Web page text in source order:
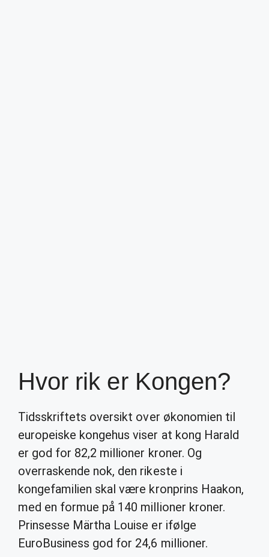
Hvor rik er Kongen?
Tidsskriftets oversikt over økonomien til
europeiske kongehus viser at kong Harald
er god for 82,2 millioner kroner. Og
overraskende nok, den rikeste i
kongefamilien skal være kronprins Haakon,
med en formue på 140 millioner kroner.
Prinsesse Märtha Louise er ifølge
EuroBusiness god for 24,6 millioner.